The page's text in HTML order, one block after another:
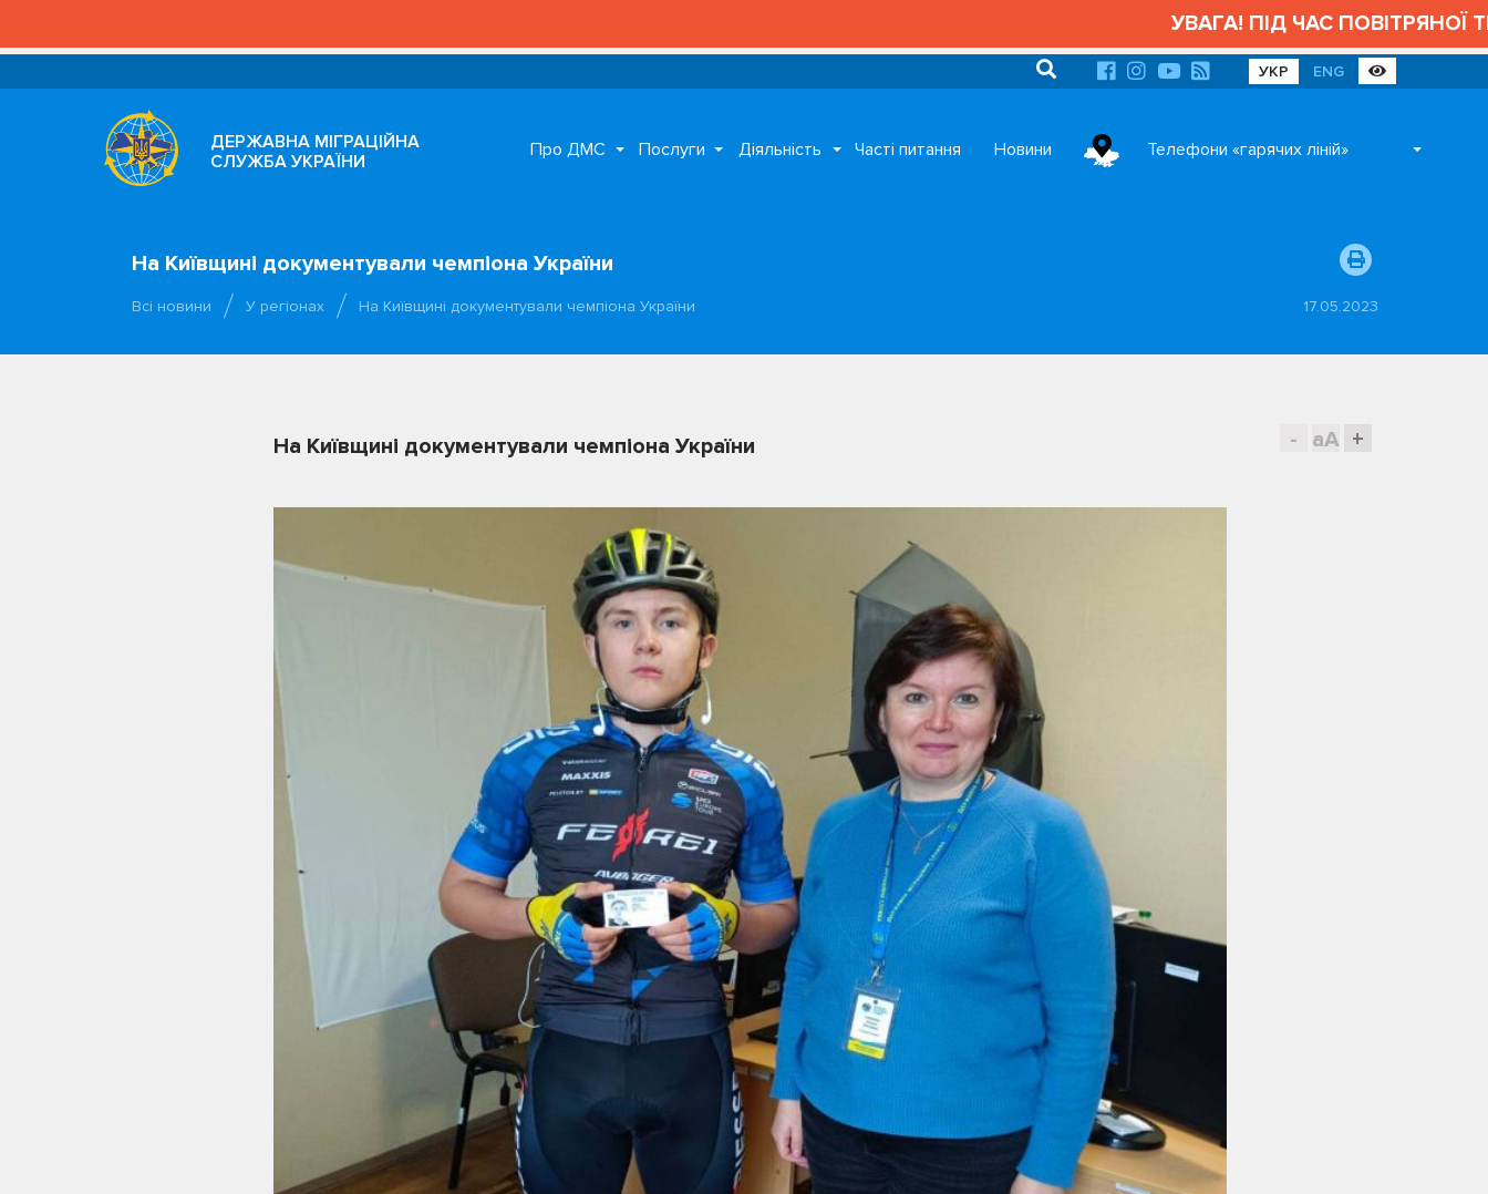
УВАГА! ПІД ЧАС ПОВІТРЯНОЇ
УКР ENG
ДЕРЖАВНА МІГРАЦІЙНА
СЛУЖБА УКРАЇНИ
Про ДМС Послуги Діяльність Часті питання Новини Телефони «гарячих ліній»
На Київщині документували чемпіона України
Всі новини У регіонах На Київщині документували чемпіона України 17.05.2023
- aA +
На Київщині документували чемпіона України